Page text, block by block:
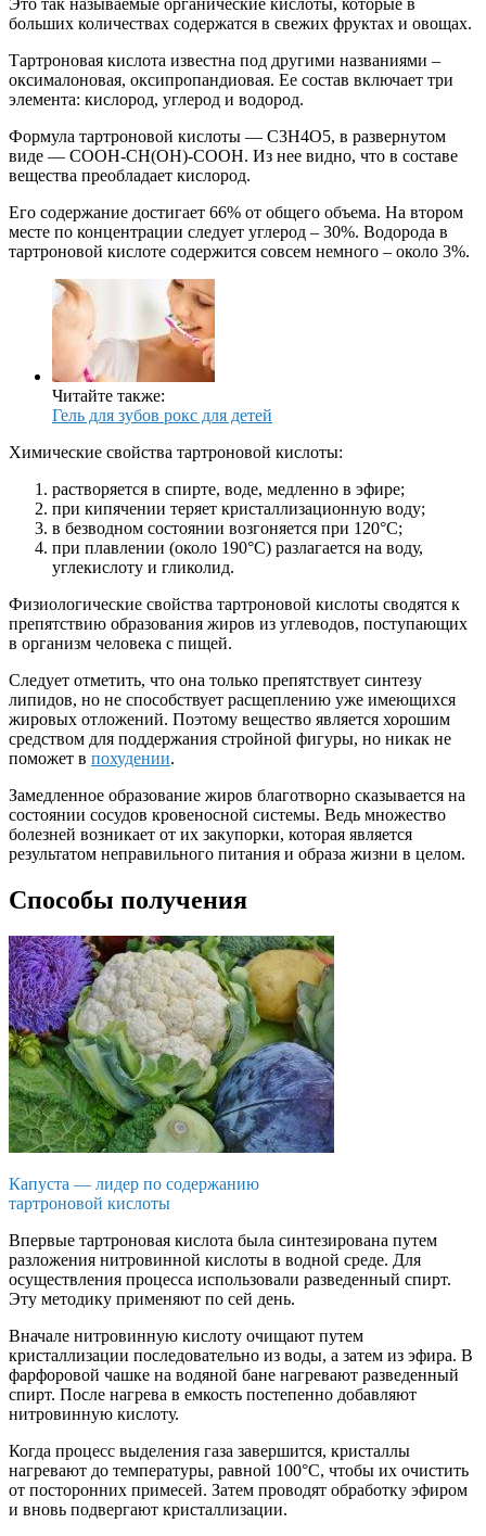
больших количествах содержатся в свежих фруктах и овощах.
Тартроновая кислота известна под другими названиями –
оксималоновая, оксипропандиовая. Ее состав включает три
элемента: кислород, углерод и водород.
Формула тартроновой кислоты — C3H4O5, в развернутом
виде — СООН-СН(ОН)-СООН. Из нее видно, что в составе
вещества преобладает кислород.
Его содержание достигает 66% от общего объема. На втором
месте по концентрации следует углерод – 30%. Водорода в
тартроновой кислоте содержится совсем немного – около 3%.
Читайте также:
Гель для зубов рокс для детей
Химические свойства тартроновой кислоты:
растворяется в спирте, воде, медленно в эфире;
при кипячении теряет кристаллизационную воду;
в безводном состоянии возгоняется при 120°С;
при плавлении (около 190°С) разлагается на воду,
углекислоту и гликолид.
Физиологические свойства тартроновой кислоты сводятся к
препятствию образования жиров из углеводов, поступающих
в организм человека с пищей.
Следует отметить, что она только препятствует синтезу
липидов, но не способствует расщеплению уже имеющихся
жировых отложений. Поэтому вещество является хорошим
средством для поддержания стройной фигуры, но никак не
поможет в похудении.
Замедленное образование жиров благотворно сказывается на
состоянии сосудов кровеносной системы. Ведь множество
болезней возникает от их закупорки, которая является
результатом неправильного питания и образа жизни в целом.
Способы получения
Капуста — лидер по содержанию
тартроновой кислоты
Впервые тартроновая кислота была синтезирована путем
разложения нитровинной кислоты в водной среде. Для
осуществления процесса использовали разведенный спирт.
Эту методику применяют по сей день.
Вначале нитровинную кислоту очищают путем
кристаллизации последовательно из воды, а затем из эфира. В
фарфоровой чашке на водяной бане нагревают разведенный
спирт. После нагрева в емкость постепенно добавляют
нитровинную кислоту.
Когда процесс выделения газа завершится, кристаллы
нагревают до температуры, равной 100°С, чтобы их очистить
от посторонних примесей. Затем проводят обработку эфиром
и вновь подвергают кристаллизации.